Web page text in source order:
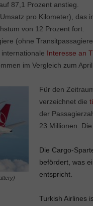
87,1 Prozent anstieg.
pro Kilometer), das
von 12 Prozent fort.
(ohne
Interesse an
im Vergleich zum
Für den
verzeichnet die
der
23 Millionen.
Die Cargo-
befördert, was
entspricht.
Turkish Airlines